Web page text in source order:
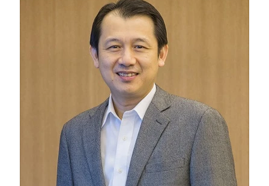
กองทุนรวม
Celeb Online